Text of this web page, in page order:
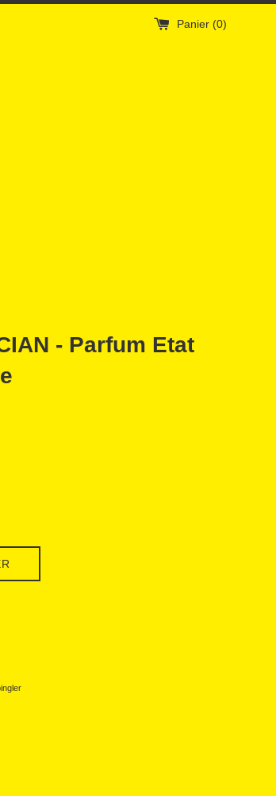
Panier (0)
- Parfum Etat
TwitterÉpingler sur Pinterest